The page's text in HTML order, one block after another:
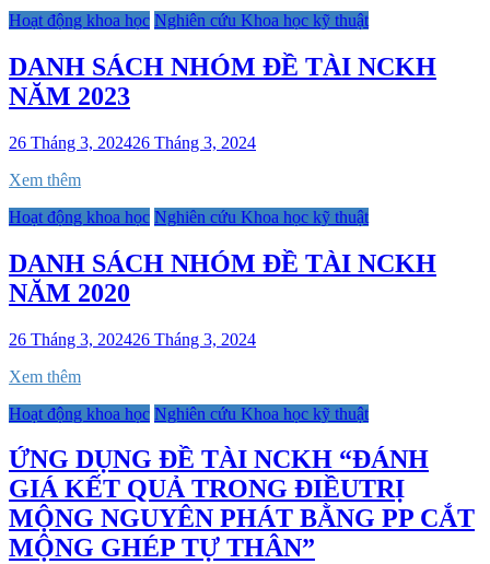
Hoạt động khoa học Nghiên cứu Khoa học kỹ thuật
DANH SÁCH NHÓM ĐỀ TÀI NCKH
NĂM 2023
26 Tháng 3, 202426 Tháng 3, 2024
Xem thêm
Hoạt động khoa học Nghiên cứu Khoa học kỹ thuật
DANH SÁCH NHÓM ĐỀ TÀI NCKH
NĂM 2020
26 Tháng 3, 202426 Tháng 3, 2024
Xem thêm
Hoạt động khoa học Nghiên cứu Khoa học kỹ thuật
ỨNG DỤNG ĐỀ TÀI NCKH “ĐÁNH
GIÁ KẾT QUẢ TRONG ĐIỀUTRỊ
MỘNG NGUYÊN PHÁT BẰNG PP CẮT
MỘNG GHÉP TỰ THÂN”